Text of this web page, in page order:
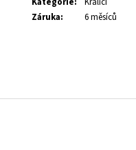
Záruka: 6 měsíců